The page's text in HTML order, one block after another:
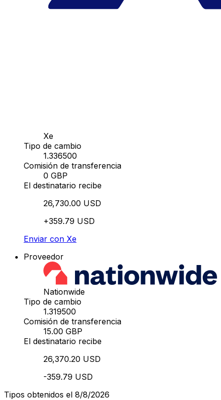
Xe
Tipo de cambio
1.336500
Comisión de transferencia
0 GBP
El destinatario recibe
26,730.00 USD
+359.79 USD
Enviar con Xe
Proveedor
Nationwide
Tipo de cambio
1.319500
Comisión de transferencia
15.00 GBP
El destinatario recibe
26,370.20 USD
-359.79 USD
Tipos obtenidos el 8/8/2026